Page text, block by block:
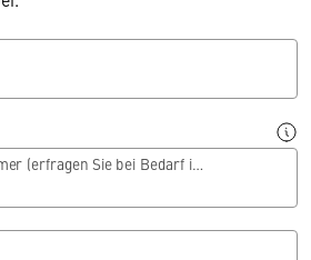
Kammermitgliedsnummer (erfragen Sie bei Bedarf im Büro der Fachgruppe Entsorgungs- und Ressourcenmanagement (T 01/514 50-3735).